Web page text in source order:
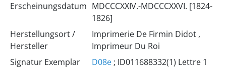
Erscheinungsdatum MDCCCXXIV.-MDCCCXXVI. [1824-
1826]
Herstellungsort /
Hersteller
Imprimerie De Firmin Didot ,
Imprimeur Du Roi
Signatur Exemplar
D08e; ID011688332(1) Lettre 1